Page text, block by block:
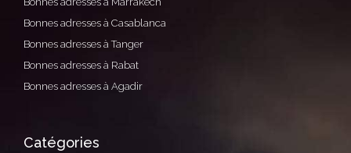
Bonnes adresses à Casablanca
Bonnes adresses à Tanger
Bonnes adresses à Rabat
Bonnes adresses à Agadir
Catégories